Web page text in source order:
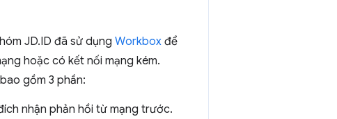
JD.ID đã sử dụng Workbox để
hoặc có kết nối mạng kém.
gồm 3 phần:
nhận phản hồi từ mạng trước.